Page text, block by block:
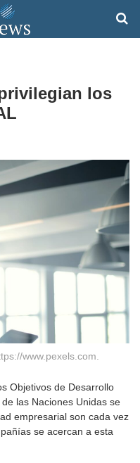
los
www.pexels.com.
Objetivos de Desarrollo
las Naciones Unidas se
empresarial son cada vez
se acercan a esta